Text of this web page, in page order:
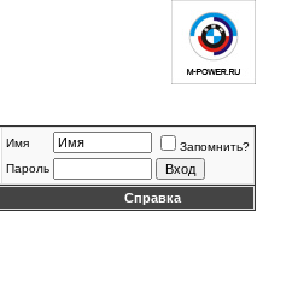
Имя
Запомнить?
Пароль
Справка